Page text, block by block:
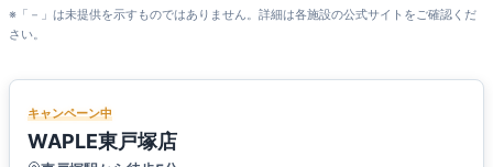
※「－」は未提供を示すものではありません。詳細は各施設の公式サイトをご確認くだ
さい。
キャンペーン中
WAPLE東戸塚店